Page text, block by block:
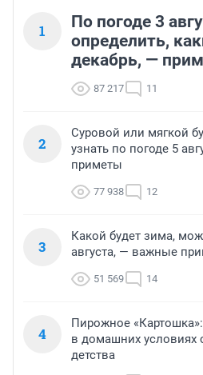
1
По погоде 3
определить,
декабрь, —
87 217 11
2
Суровой или мягкой
узнать по погоде 5
приметы
77 938 12
3
Какой будет зима,
августа, — важные
51 569 14
4
Пирожное
в домашних условиях
детства